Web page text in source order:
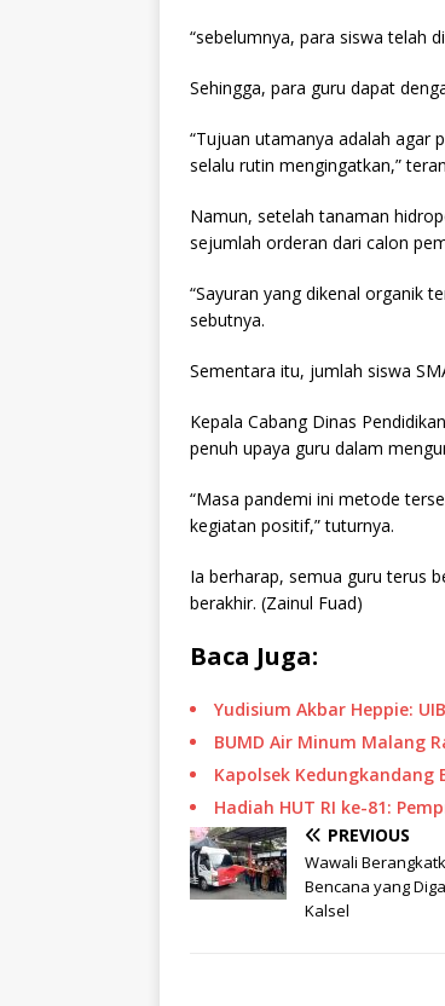
“sebelumnya, para siswa telah
Sehingga, para guru dapat
“Tujuan utamanya adalah agar
selalu rutin mengingatkan,”
Namun, setelah tanaman
sejumlah orderan dari calon
“Sayuran yang dikenal organik
sebutnya.
Sementara itu, jumlah siswa
Kepala Cabang Dinas
penuh upaya guru dalam
“Masa pandemi ini metode
kegiatan positif,” tuturnya.
Ia berharap, semua guru terus
berakhir. (Zainul Fuad)
Baca Juga:
Yudisium Akbar Heppie:
BUMD Air Minum Malang
Kapolsek Kedungkandang
Hadiah HUT RI ke-81:
PREVIOUS
Wawali
Bencana yang
Kalsel